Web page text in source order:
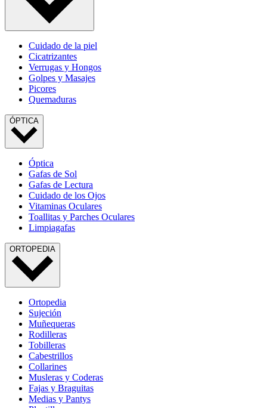
Cuidado de la piel
Cicatrizantes
Verrugas y Hongos
Golpes y Masajes
Picores
Quemaduras
ÓPTICA
Óptica
Gafas de Sol
Gafas de Lectura
Cuidado de los Ojos
Vitaminas Oculares
Toallitas y Parches Oculares
Limpiagafas
ORTOPEDIA
Ortopedia
Sujeción
Muñequeras
Rodilleras
Tobilleras
Cabestrillos
Collarines
Musleras y Coderas
Fajas y Braguitas
Medias y Pantys